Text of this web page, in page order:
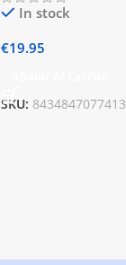
In stock
€19.95
SKU: 8434847077413